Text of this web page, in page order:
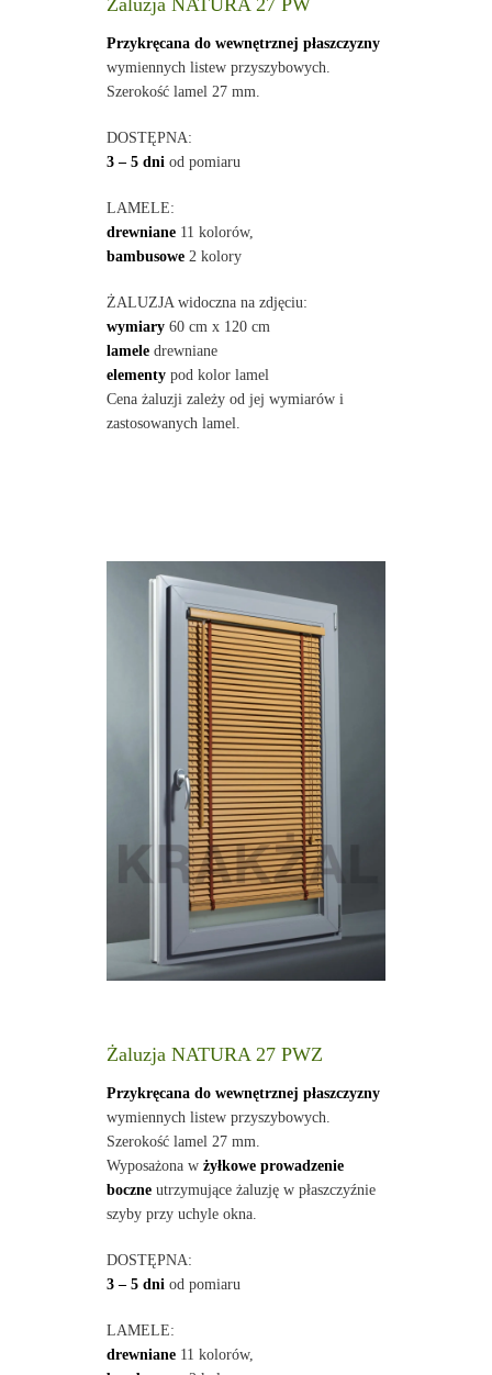
Żaluzja NATURA 27 PW
Przykręcana do wewnętrznej płaszczyzny
wymiennych listew przyszybowych.
Szerokość lamel 27 mm.
DOSTĘPNA:
3 – 5 dniod pomiaru
LAMELE:
drewniane11 kolorów,
bambusowe2 kolory
ŻALUZJA widoczna na zdjęciu:
wymiary60 cm x 120 cm
lameledrewniane
elementypod kolor lamel
Cena żaluzji zależy od jej wymiarów i
zastosowanych lamel.
Żaluzja NATURA 27 PWZ
Przykręcana do wewnętrznej płaszczyzny
wymiennych listew przyszybowych.
Szerokość lamel 27 mm.
Wyposażona w żyłkowe prowadzenie
boczneutrzymujące żaluzję w płaszczyźnie
szyby przy uchyle okna.
DOSTĘPNA:
3 – 5 dniod pomiaru
LAMELE:
drewniane11 kolorów,